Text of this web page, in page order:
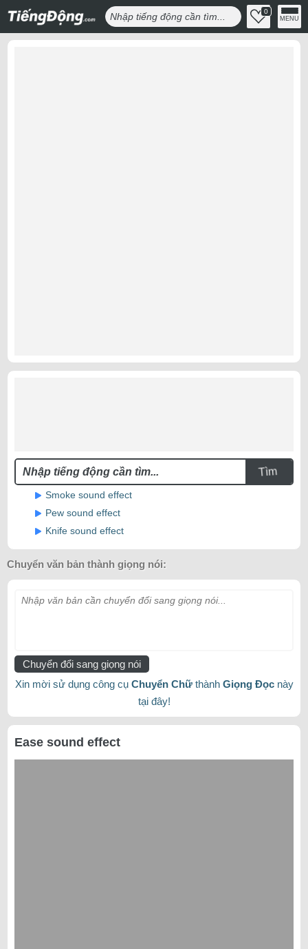
0
MENU
Tìm
Smoke sound effect
Pew sound effect
Knife sound effect
Chuyển văn bản thành giọng nói:
Nhập văn bản cần chuyển đổi sang giọng nói...
Chuyển đổi sang giọng nói
Xin mời sử dụng công cụ Chuyển Chữthành Giọng Đọcnày
tại đây!
Ease sound effect